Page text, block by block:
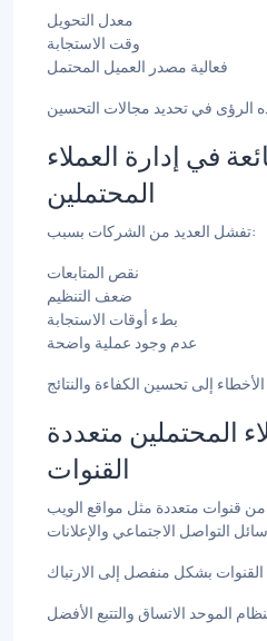
معدل التحويل
وقت الاستجابة
فعالية مصدر العميل المحتمل
في إدارة العملاء
المحتملين
تفشل العديد من الشركات بسبب:
نقص المتابعات
ضعف التنظيم
بطء أوقات الاستجابة
عدم وجود عملية واضحة
المحتملين متعددة
القنوات
من قنوات متعددة مثل مواقع الويب